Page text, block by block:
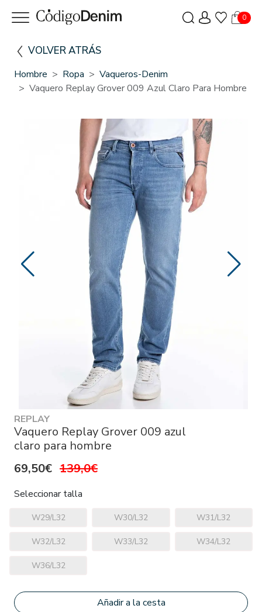
0
VOLVER ATRÁS
Hombre Ropa
Vaqueros-Denim
Vaquero Replay Grover 009 Azul Claro Para Hombre
REPLAY
Vaquero Replay Grover 009 azul
claro para hombre
69,50€ 139,0€
Seleccionar talla
W29/L32 W30/L32 W31/L32
W32/L32 W33/L32 W34/L32
W36/L32